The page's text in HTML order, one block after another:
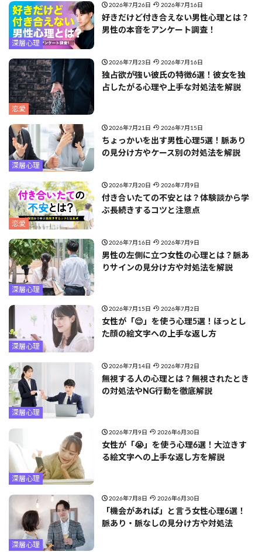
深層心理
2026年7月26日 2026年7月16日
好きだけど付き合えない男性心理とは？
男性の本音をアンケート調査！
恋愛
2026年7月23日 2026年7月16日
独占欲が強い彼氏の特徴6選！彼女を独
占したがる心理や上手な対処法を解説
深層心理
2026年7月21日 2026年7月15日
ちょっかいを出す男性心理5選！脈あり
の見分け方やケース別の対処法を解説
恋愛
2026年7月20日 2026年7月9日
付き合いたての不安とは？体験談から学
ぶ長続きするコツと注意点
深層心理
2026年7月16日 2026年7月9日
男性の左側に立つ女性の心理とは？脈あ
りサインの見分け方や対処法を解説
深層心理
2026年7月15日 2026年7月2日
女性が「😌」を使う心理5選！ほっとし
た顔の絵文字への上手な返し方
深層心理
2026年7月14日 2026年7月2日
無視する人の心理とは？無視されたとき
の対処法やNG行動を徹底解説
深層心理
2026年7月9日 2026年6月30日
女性が「😭」を使う心理6選！大泣きす
る絵文字への上手な返し方を解説
深層心理
2026年7月8日 2026年6月30日
「機会があれば」と言う女性心理6選！
脈あり・脈なしの見分け方や対処法